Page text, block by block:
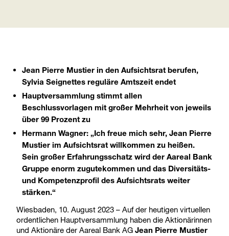
Jean Pierre Mustier in den Aufsichtsrat berufen,
Sylvia Seignettes reguläre Amtszeit endet
Hauptversammlung stimmt allen
Beschlussvorlagen mit großer Mehrheit von jeweils
über 99 Prozent zu
Hermann Wagner: „Ich freue mich sehr, Jean Pierre
Mustier im Aufsichtsrat willkommen zu heißen.
Sein großer Erfahrungsschatz wird der Aareal Bank
Gruppe enorm zugutekommen und das Diversitäts-
und Kompetenzprofil des Aufsichtsrats weiter
stärken.“
Wiesbaden, 10. August 2023 – Auf der heutigen virtuellen
ordentlichen Hauptversammlung haben die Aktionärinnen
und Aktionäre der Aareal Bank AG Jean Pierre Mustier